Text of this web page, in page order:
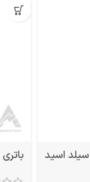
300 آمپر سیلد اسید
باتری 2 ولت 300 آمپر OPZS